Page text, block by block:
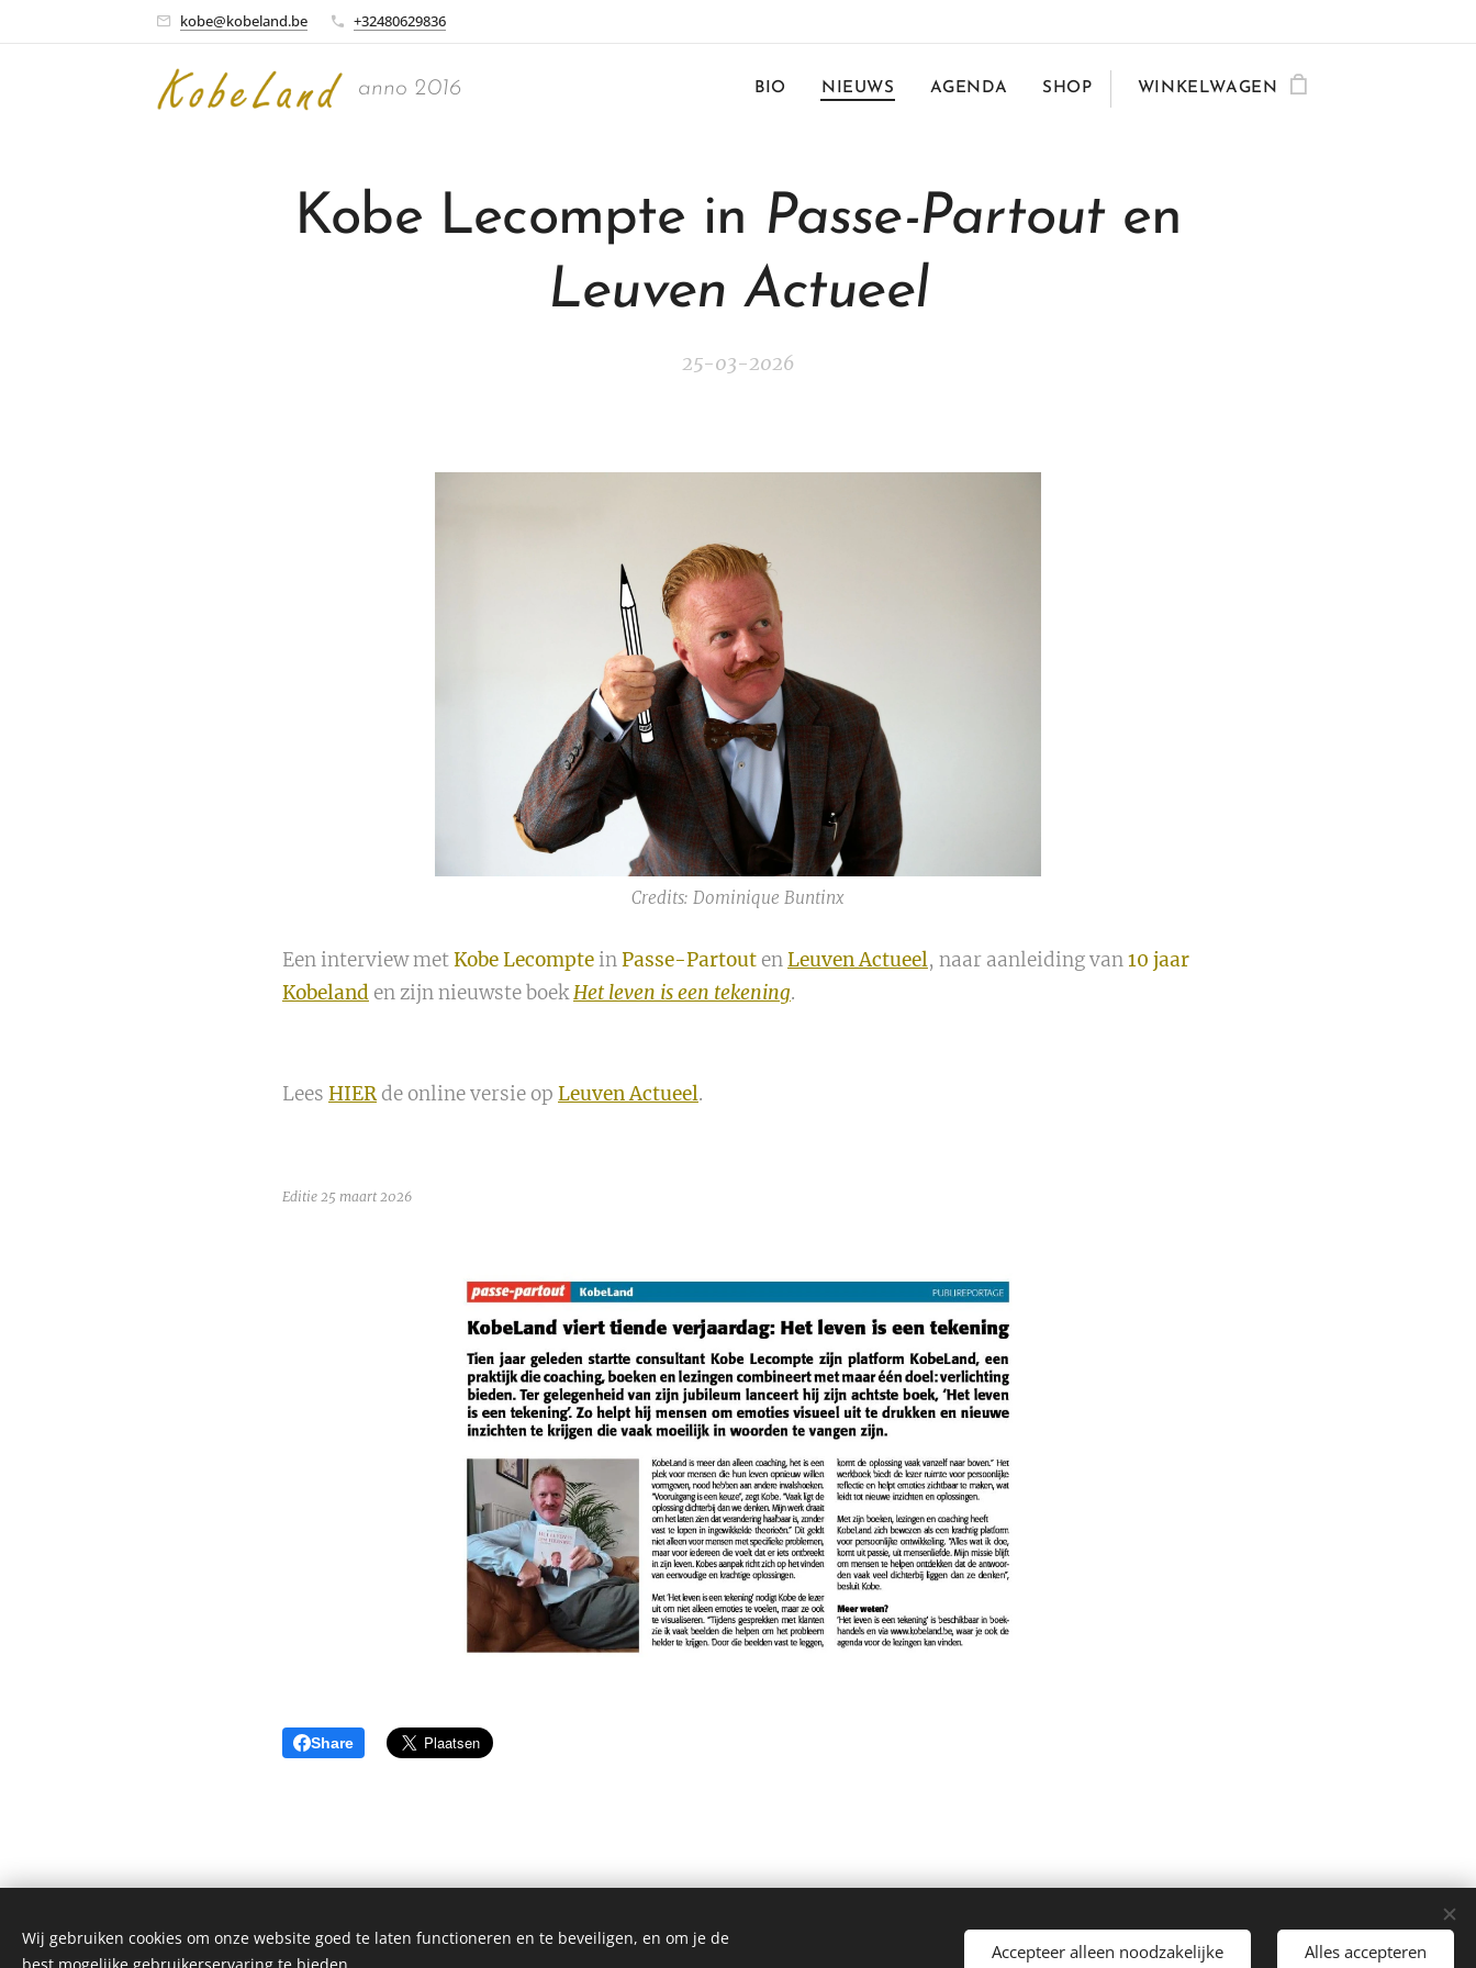
kobe@kobeland.be +32480629836
anno 2016 BIO NIEUWS AGENDA SHOP WINKELWAGEN
Kobe Lecompte in Passe-Partouten
Leuven Actueel
25-03-2026
Credits: Dominique Buntinx
Een interview metKobe LecompteinPasse-Partout enLeuven Actueel, naar aanleiding van10 jaar
Kobeland en zijn nieuwste boekHet leven is een tekening.
Lees HIERde online versie op Leuven Actueel.
Editie 25 maart 2026
Share
Wij gebruiken cookies om onze website goed te laten functioneren en te beveiligen, en om je de
Accepteer alleen noodzakelijke Alles accepteren